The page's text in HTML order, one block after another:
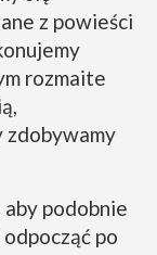
z powieści
rozmaite
zdobywamy
aby podobnie
po